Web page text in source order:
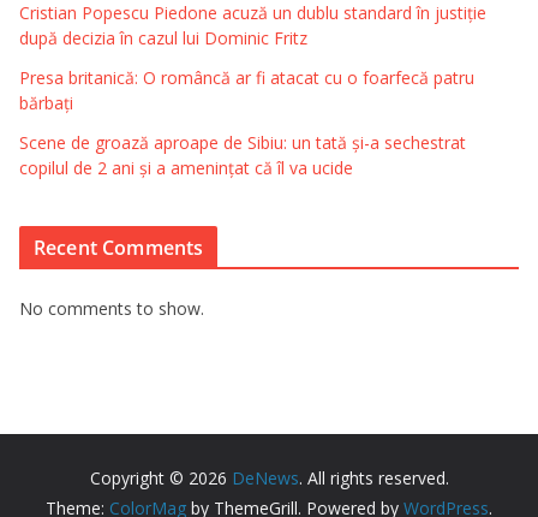
Cristian Popescu Piedone acuză un dublu standard în justiție
după decizia în cazul lui Dominic Fritz
Presa britanică: O româncă ar fi atacat cu o foarfecă patru
bărbați
Scene de groază aproape de Sibiu: un tată și-a sechestrat
copilul de 2 ani și a amenințat că îl va ucide
Recent Comments
No comments to show.
Copyright © 2026 DeNews. All rights reserved.
Theme: ColorMag by ThemeGrill. Powered by WordPress.